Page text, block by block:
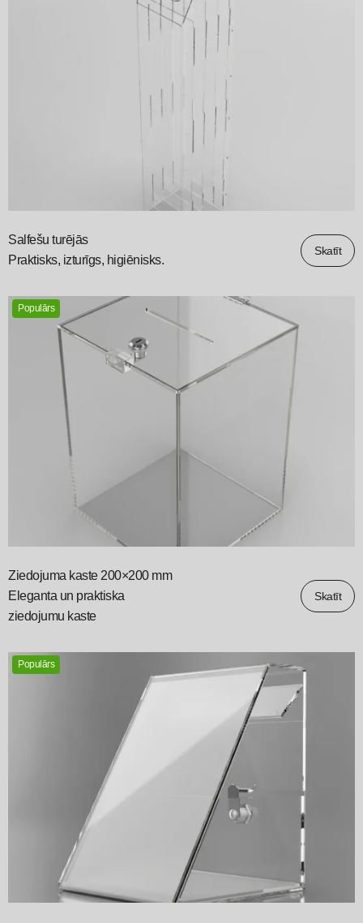
Salfešu turējās
Praktisks, izturīgs, higiēnisks.
Skatīt
Populārs
Ziedojuma kaste 200×200 mm
Eleganta un praktiska
ziedojumu kaste
Skatīt
Populārs